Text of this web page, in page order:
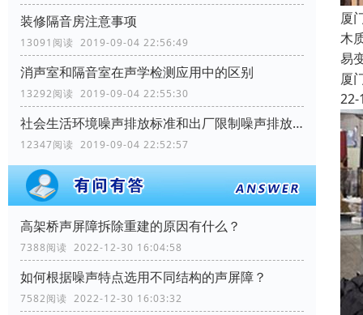
装修隔音房注意事项
13091阅读 2019-09-04 22:56:49
消声室和隔音室在声学检测应用中的区别
13292阅读 2019-09-04 22:55:30
社会生活环境噪声排放标准和出厂限制噪声排放标准
12347阅读 2019-09-04 22:52:57
高架桥声屏障拆除重建的原因有什么？
7388阅读 2022-12-30 16:04:58
如何根据噪声特点选用不同结构的声屏障？
7582阅读 2022-12-30 16:03:32
厦
木
易
厦
22-